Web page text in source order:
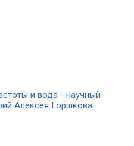
и вода - научный
Алексея Горшкова